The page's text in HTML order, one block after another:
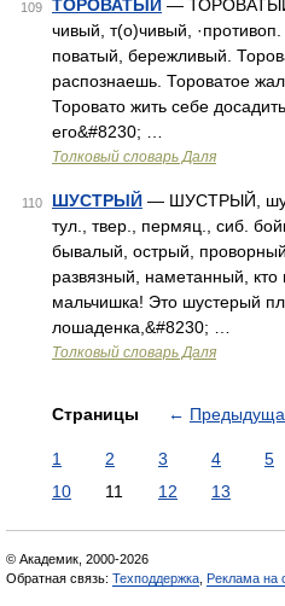
109 ТОРОВАТЫЙ —
чивый, т(о)чивый,
поватый, бережливый.
распознаешь. Тороватое
Торовато жить себе
его&#8230; …
Толковый словарь Даля
110 ШУСТРЫЙ — ШУСТРЫЙ,
тул., твер., пермяц., сиб.
бывалый, острый,
развязный, наметанный,
мальчишка! Это шустерый
лошаденка,&#8230; …
Толковый словарь Даля
Страницы ←
1 2 3 4 5
10
11 12 13
© Академик, 2000-2026
Обратная связь: Техподдержка Реклама на